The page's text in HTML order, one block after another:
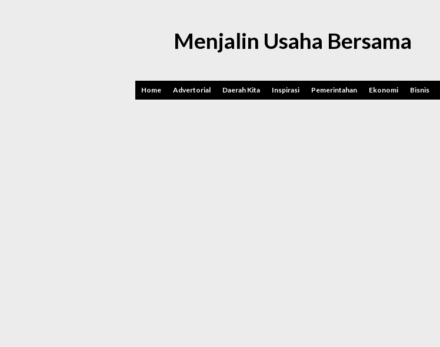
Menjalin Usaha Bersama
Home Advertorial Daerah Kita Inspirasi Pemerintahan Ekonomi Bisnis